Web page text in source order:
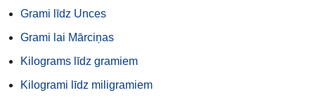
Grami līdz Unces
Grami lai Mārciņas
Kilograms līdz gramiem
Kilogrami līdz miligramiem